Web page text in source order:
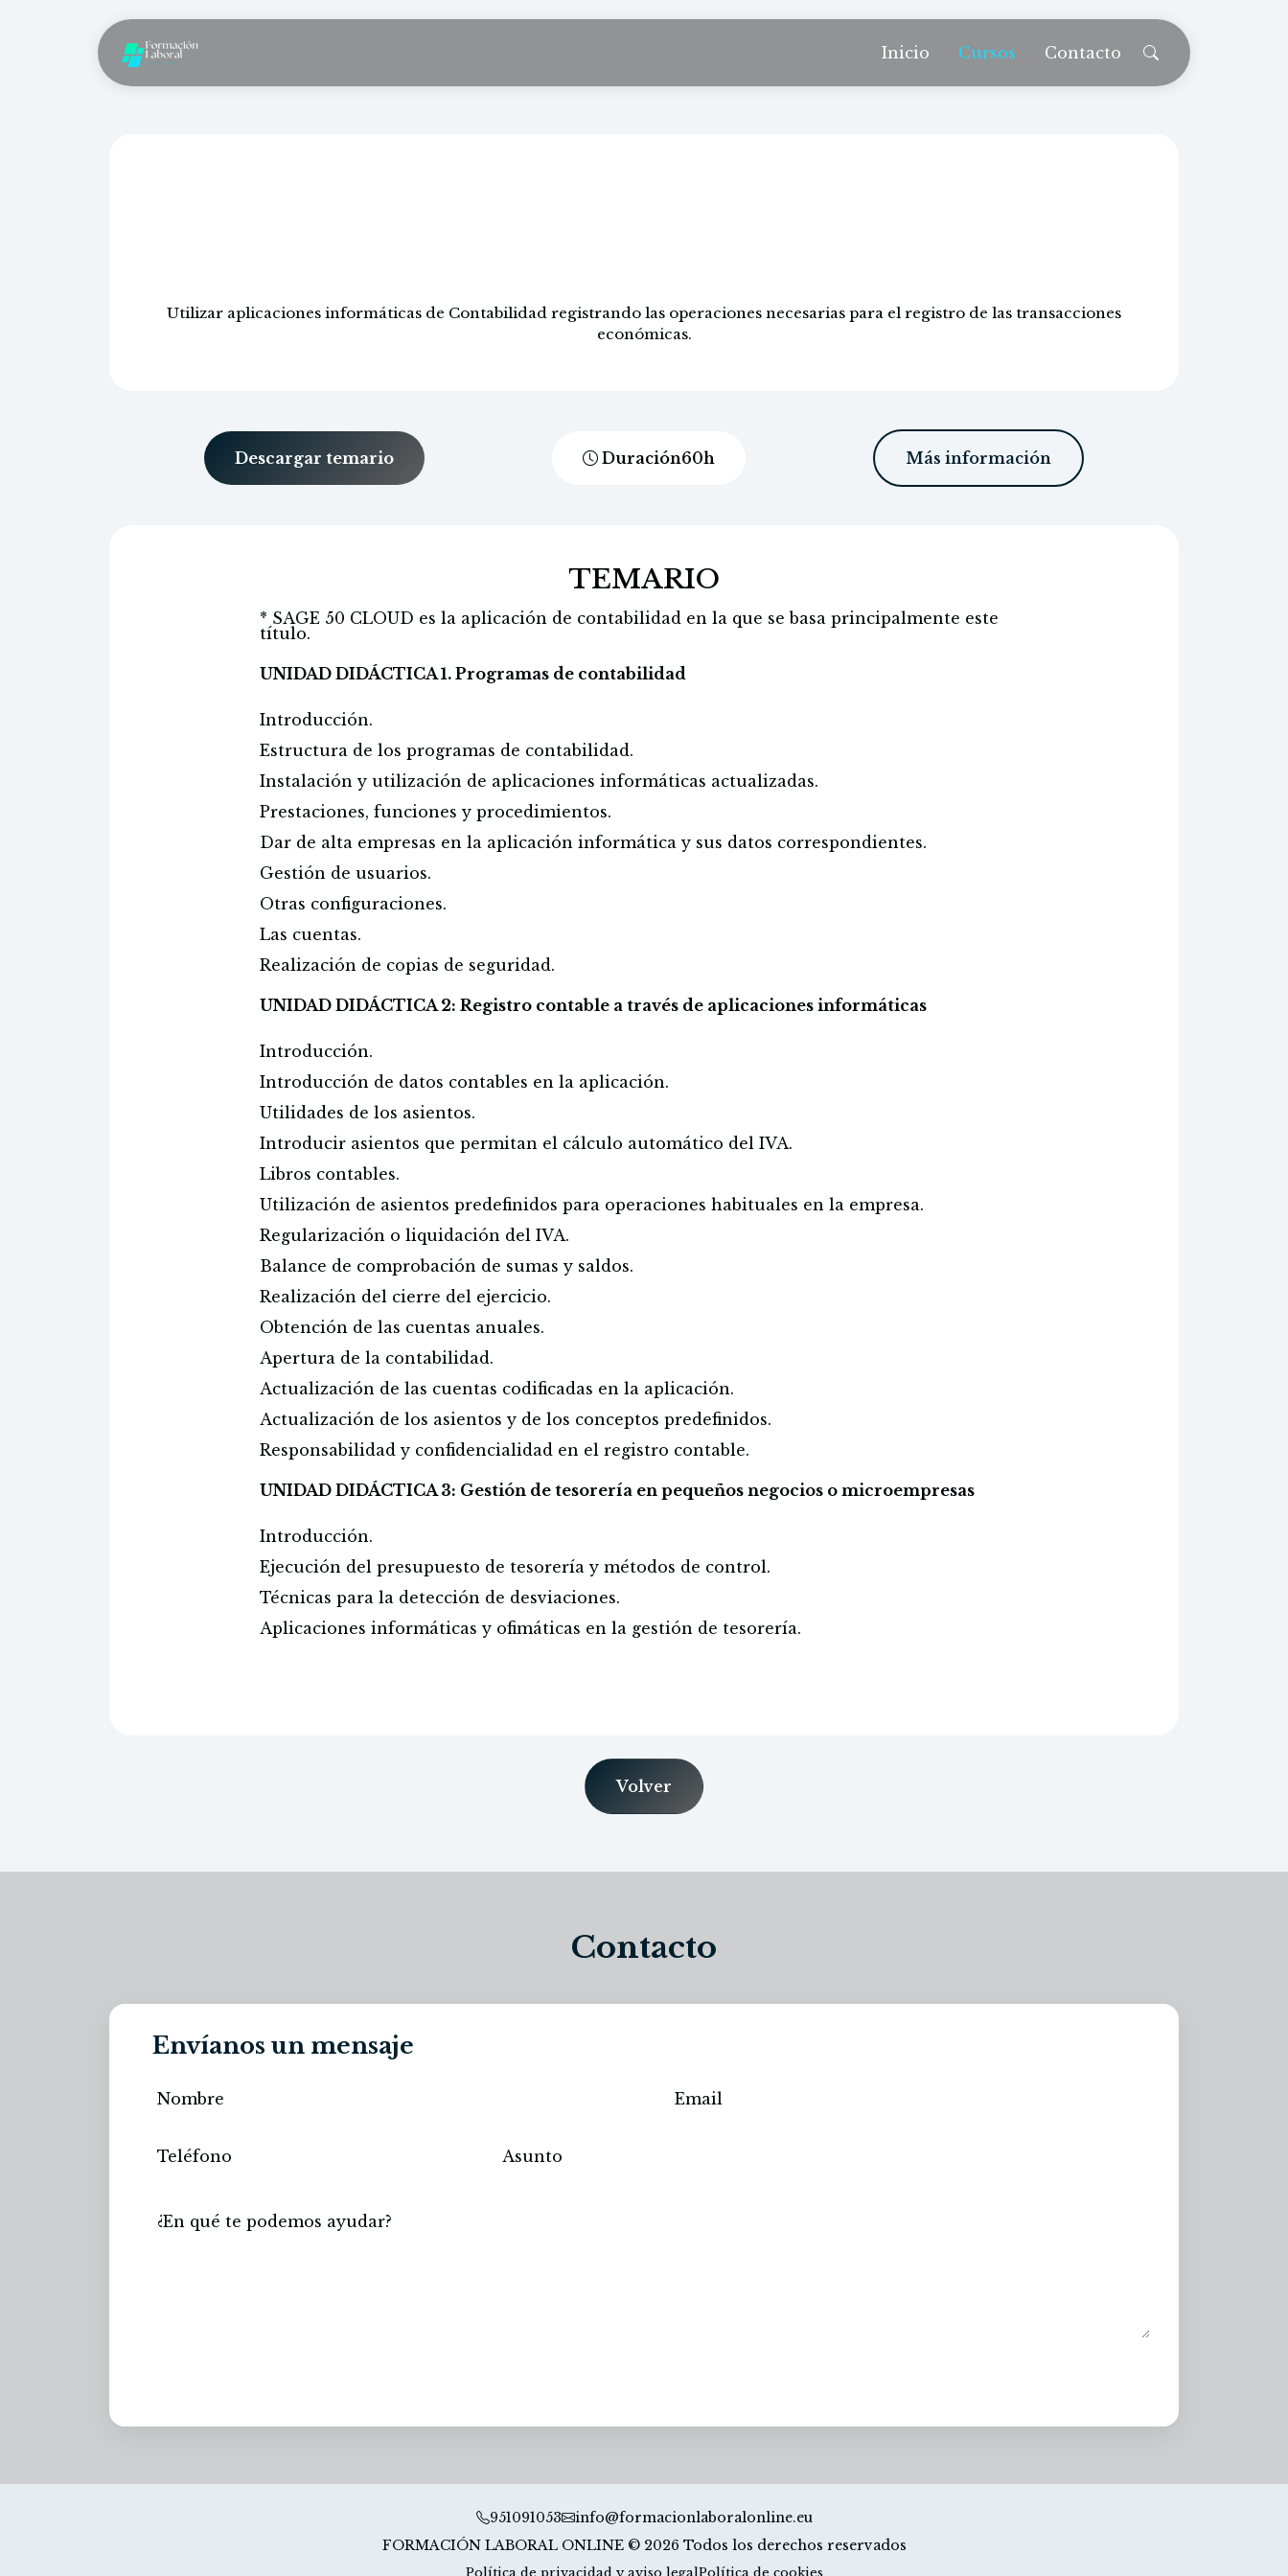
Inicio Cursos Contacto
Utilizar aplicaciones informáticas de Contabilidad registrando las operaciones necesarias para el registro de las transacciones
económicas.
Descargar temario Duración60h Más información
TEMARIO
* SAGE 50 CLOUD es la aplicación de contabilidad en la que se basa principalmente este
título.
UNIDAD DIDÁCTICA 1. Programas de contabilidad
Introducción.
Estructura de los programas de contabilidad.
Instalación y utilización de aplicaciones informáticas actualizadas.
Prestaciones, funciones y procedimientos.
Dar de alta empresas en la aplicación informática y sus datos correspondientes.
Gestión de usuarios.
Otras configuraciones.
Las cuentas.
Realización de copias de seguridad.
UNIDAD DIDÁCTICA 2: Registro contable a través de aplicaciones informáticas
Introducción.
Introducción de datos contables en la aplicación.
Utilidades de los asientos.
Introducir asientos que permitan el cálculo automático del IVA.
Libros contables.
Utilización de asientos predefinidos para operaciones habituales en la empresa.
Regularización o liquidación del IVA.
Balance de comprobación de sumas y saldos.
Realización del cierre del ejercicio.
Obtención de las cuentas anuales.
Apertura de la contabilidad.
Actualización de las cuentas codificadas en la aplicación.
Actualización de los asientos y de los conceptos predefinidos.
Responsabilidad y confidencialidad en el registro contable.
UNIDAD DIDÁCTICA 3: Gestión de tesorería en pequeños negocios o microempresas
Introducción.
Ejecución del presupuesto de tesorería y métodos de control.
Técnicas para la detección de desviaciones.
Aplicaciones informáticas y ofimáticas en la gestión de tesorería.
Volver
Contacto
Envíanos un mensaje
951091053
info@formacionlaboralonline.eu
FORMACIÓN LABORAL ONLINE © 2026 Todos los derechos reservados
Política de privacidad y aviso legalPolítica de cookies